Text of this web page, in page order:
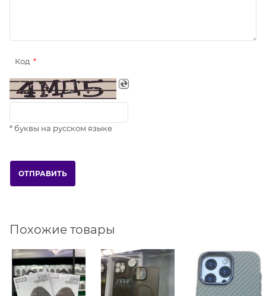
Код
* буквы на русском языке
Похожие товары